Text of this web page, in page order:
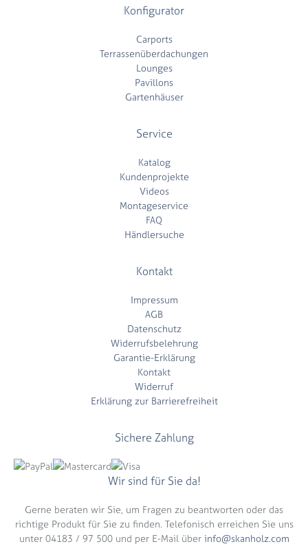
Konfigurator
Carports
Terrassenüberdachungen
Lounges
Pavillons
Gartenhäuser
Service
Katalog
Kundenprojekte
Videos
Montageservice
FAQ
Händlersuche
Kontakt
Impressum
AGB
Datenschutz
Widerrufsbelehrung
Garantie-Erklärung
Kontakt
Widerruf
Erklärung zur Barrierefreiheit
Sichere Zahlung
Wir sind für Sie da!
Gerne beraten wir Sie, um Fragen zu beantworten oder das
richtige Produkt für Sie zu finden. Telefonisch erreichen Sie uns
unter 04183 / 97 500 und per E-Mail über info@skanholz.com